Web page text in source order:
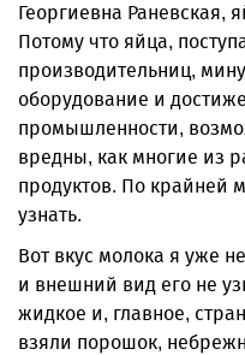
Георгиевна Раневская,
Потому что яйца,
производительниц,
оборудование и
промышленности,
вредны, как многие из
продуктов. По крайней
узнать.
Вот вкус молока я уже
и внешний вид его не
жидкое и, главное,
взяли порошок,